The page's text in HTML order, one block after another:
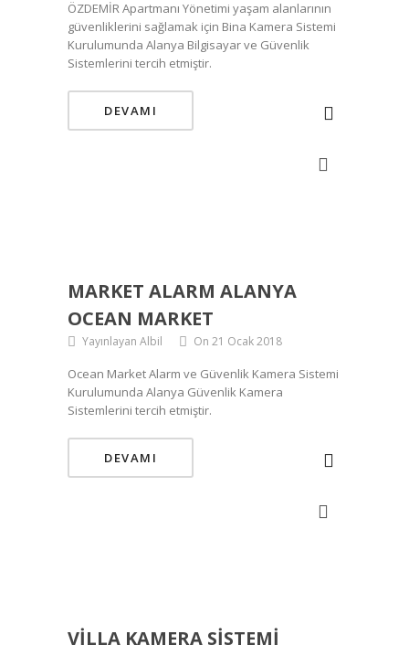
ÖZDEMİR Apartmanı Yönetimi yaşam alanlarının
güvenliklerini sağlamak için Bina Kamera Sistemi
Kurulumunda Alanya Bilgisayar ve Güvenlik
Sistemlerini tercih etmiştir.
DEVAMI
MARKET ALARM ALANYA
OCEAN MARKET
Yayınlayan Albil On 21 Ocak 2018
Ocean Market Alarm ve Güvenlik Kamera Sistemi
Kurulumunda Alanya Güvenlik Kamera
Sistemlerini tercih etmiştir.
DEVAMI
VILLA KAMERA SISTEMI